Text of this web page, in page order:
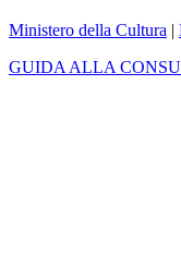
Ministero della Cultura |
GUIDA ALLA